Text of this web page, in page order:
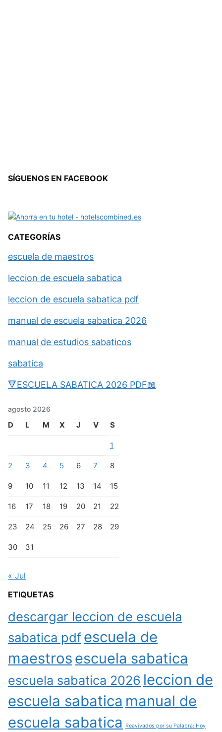
SÍGUENOS EN FACEBOOK
CATEGORÍAS
escuela de maestros
leccion de escuela sabatica
leccion de escuela sabatica pdf
manual de escuela sabatica 2026
manual de estudios sabaticos
sabatica
🔻ESCUELA SABATICA 2026 PDF📖
agosto 2026
D L M X J V S
1
2 3 4 5 6 7 8
9 10 11 12 13 14 15
16 17 18 19 20 21 22
23 24 25 26 27 28 29
30 31
« Jul
ETIQUETAS
descargar leccion de escuela
sabatica pdfescuela de
maestros escuela sabatica
escuela sabatica 2026 leccion de
escuela sabatica manual de
escuela sabatica
Reavivados por su Palabra: Hoy